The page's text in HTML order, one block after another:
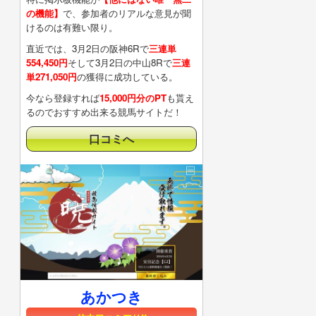
の機能】 で、参加者のリアルな意見が聞
けるのは有難い限り。
直近では、3月2日の阪神6Rで三連単
554,450円そして3月2日の中山8Rで三連
単271,050円の獲得に成功している。
今なら登録すれば15,000円分のPTも貰え
るのでおすすめ出来る競馬サイトだ！
口コミへ
あかつき